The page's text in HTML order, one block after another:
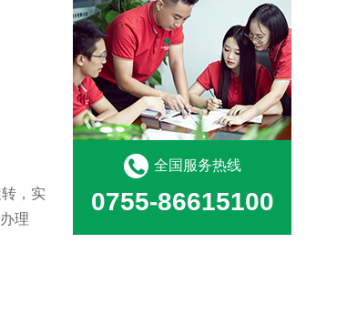
，实
理
全国服务热线
0755-86615100